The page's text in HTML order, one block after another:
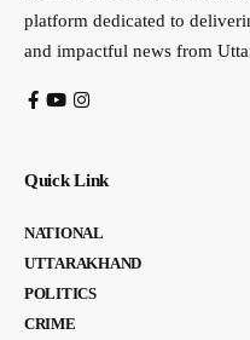
platform dedicated to
and impactful news from
Quick Link
NATIONAL
UTTARAKHAND
POLITICS
CRIME